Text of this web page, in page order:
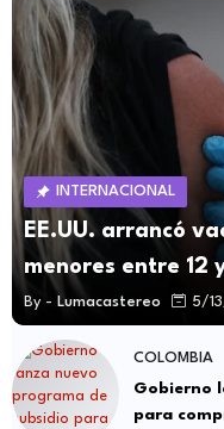
INTERNACIONAL
EE.UU. arrancó
menores entre 12
By - Lumacastereo 5/
COLOMBIA
Gobierno
para